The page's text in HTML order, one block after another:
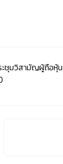
ะชุมวิสามัญผู้ถือหุ้น